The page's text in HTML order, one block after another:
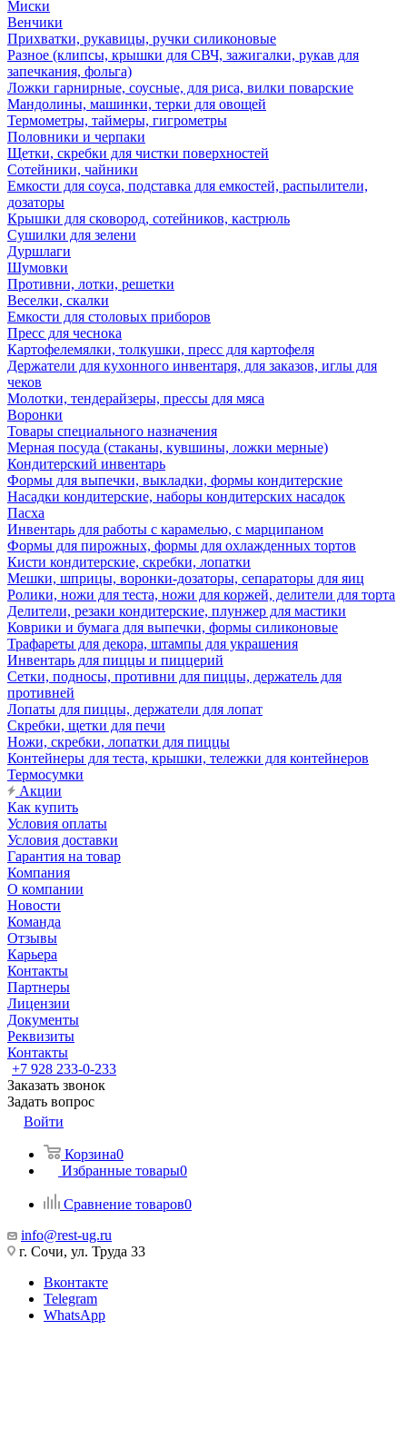
Миски
Венчики
Прихватки, рукавицы, ручки силиконовые
Разное (клипсы, крышки для СВЧ, зажигалки, рукав для
запечкания, фольга)
Ложки гарнирные, соусные, для риса, вилки поварские
Мандолины, машинки, терки для овощей
Термометры, таймеры, гигрометры
Половники и черпаки
Щетки, скребки для чистки поверхностей
Сотейники, чайники
Емкости для соуса, подставка для емкостей, распылители,
дозаторы
Крышки для сковород, сотейников, кастрюль
Сушилки для зелени
Дуршлаги
Шумовки
Противни, лотки, решетки
Веселки, скалки
Емкости для столовых приборов
Пресс для чеснока
Картофелемялки, толкушки, пресс для картофеля
Держатели для кухонного инвентаря, для заказов, иглы для
чеков
Молотки, тендерайзеры, прессы для мяса
Воронки
Товары специального назначения
Мерная посуда (стаканы, кувшины, ложки мерные)
Кондитерский инвентарь
Формы для выпечки, выкладки, формы кондитерские
Насадки кондитерские, наборы кондитерских насадок
Пасха
Инвентарь для работы с карамелью, с марципаном
Формы для пирожных, формы для охлажденных тортов
Кисти кондитерские, скребки, лопатки
Мешки, шприцы, воронки-дозаторы, сепараторы для яиц
Ролики, ножи для теста, ножи для коржей, делители для торта
Делители, резаки кондитерские, плунжер для мастики
Коврики и бумага для выпечки, формы силиконовые
Трафареты для декора, штампы для украшения
Инвентарь для пиццы и пиццерий
Сетки, подносы, противни для пиццы, держатель для
противней
Лопаты для пиццы, держатели для лопат
Скребки, щетки для печи
Ножи, скребки, лопатки для пиццы
Контейнеры для теста, крышки, тележки для контейнеров
Термосумки
Акции
Как купить
Условия оплаты
Условия доставки
Гарантия на товар
Компания
О компании
Новости
Команда
Отзывы
Карьера
Контакты
Партнеры
Лицензии
Документы
Реквизиты
Контакты
+7 928 233-0-233
Заказать звонок
Задать вопрос
Войти
Корзина0
Избранные товары0
Сравнение товаров0
info@rest-ug.ru
г. Сочи, ул. Труда 33
Вконтакте
Telegram
WhatsApp